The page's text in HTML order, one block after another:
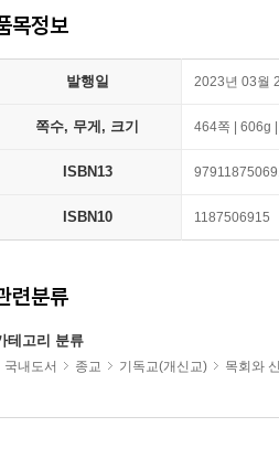
목정보
발행일 2023년 03월
쪽수, 무게, 크기 464쪽 | 606g
ISBN13
ISBN10 1187506915
련분류
테고리 분류
국내도서 종교 기독교(개신교) 목회와